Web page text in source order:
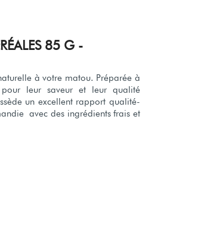
85 G -
à votre matou. Préparée à
pour leur saveur et leur qualité
un excellent rapport qualité-
avec des ingrédients frais et